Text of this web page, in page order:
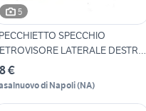
5
SPECCHIO
LATERALE DESTRO
€
di Napoli(NA)